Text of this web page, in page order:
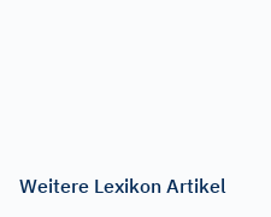
Weitere Lexikon Artikel